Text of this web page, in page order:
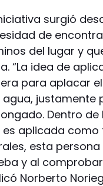
surgió
de
del lugar y
“La idea de
para aplacar
agua, justamente
Dentro
es aplicada
esta
y al
Norberto